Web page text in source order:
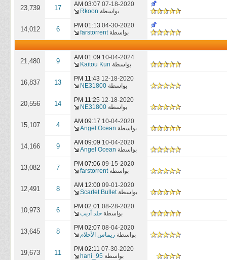
07-18-2020
03:07 AM
بواسطة Rkoon
17
23,739
04-30-2020
01:13 PM
بواسطةfarstorrent
6
14,012
10-04-2024
01:09 AM
بواسطة Kaitou Kun
9
21,480
12-18-2020
11:43 PM
بواسطة NE31800
13
16,837
12-18-2020
11:25 PM
بواسطة NE31800
14
20,556
10-04-2020
09:17 AM
بواسطة Angel Ocean
4
15,107
10-04-2020
09:09 AM
بواسطة Angel Ocean
9
14,166
09-15-2020
07:06 PM
بواسطةfarstorrent
7
13,082
09-01-2020
12:00 AM
بواسطةScarlet Bullet
8
12,491
08-28-2020
02:01 PM
بواسطة خلد أديب 6
10,973
08-04-2020
02:07 PM
بواسطة ريماس الأحلام 8
13,645
07-30-2020
02:11 PM
بواسطة hani_95
11
19,673